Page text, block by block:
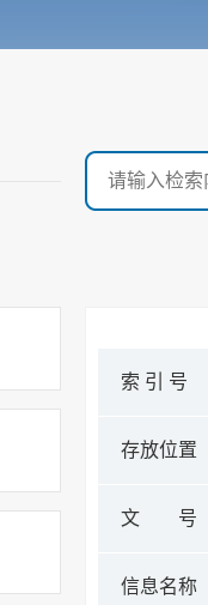
索 引 号
存放位置
文 号
信息名称